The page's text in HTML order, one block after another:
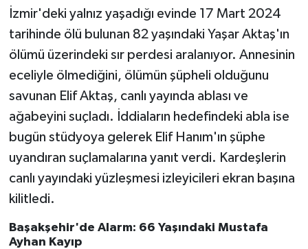
İzmir'deki yalnız yaşadığı evinde 17 Mart 2024
tarihinde ölü bulunan 82 yaşındaki Yaşar Aktaş'ın
ölümü üzerindeki sır perdesi aralanıyor. Annesinin
eceliyle ölmediğini, ölümün şüpheli olduğunu
savunan Elif Aktaş, canlı yayında ablası ve
ağabeyini suçladı. İddiaların hedefindeki abla ise
bugün stüdyoya gelerek Elif Hanım'ın şüphe
uyandıran suçlamalarına yanıt verdi. Kardeşlerin
canlı yayındaki yüzleşmesi izleyicileri ekran başına
kilitledi.
Başakşehir'de Alarm: 66 Yaşındaki Mustafa
Ayhan Kayıp